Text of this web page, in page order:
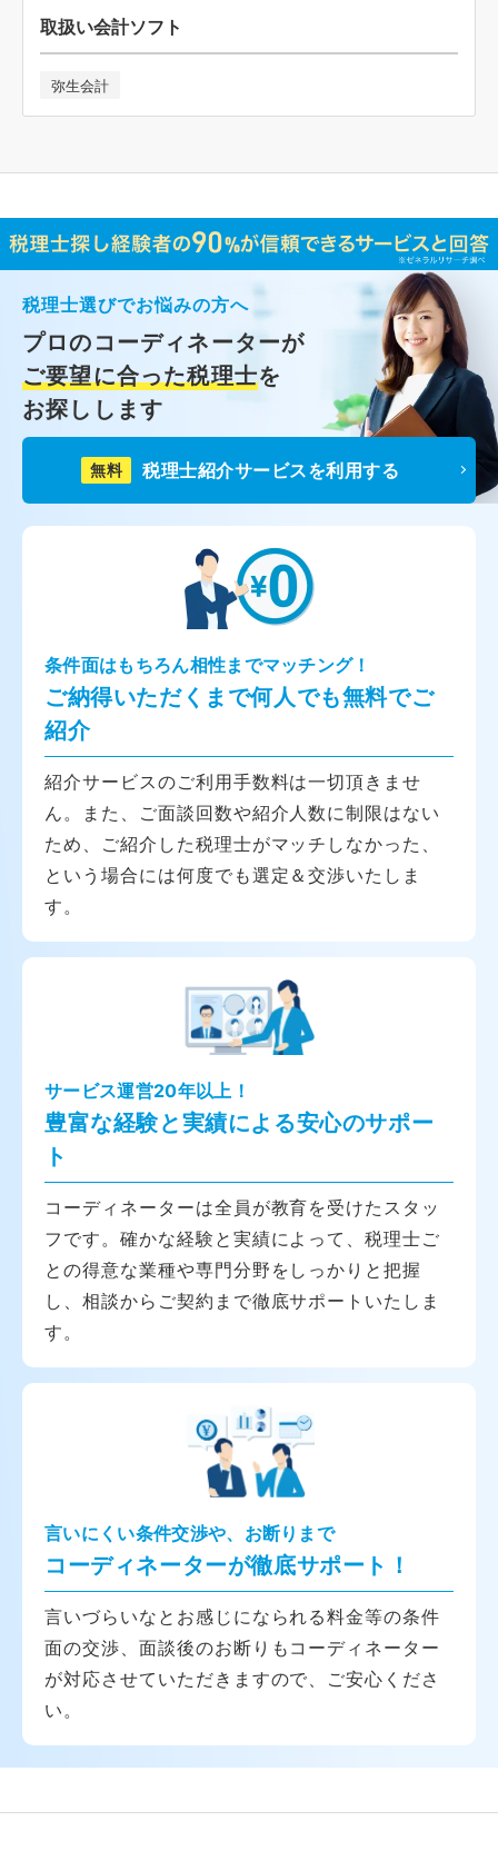
取扱い会計ソフト
弥生会計
税理士選びでお悩みの方へ
プロのコーディネーターが
ご要望に合った税理士を
お探しします
無料 税理士紹介サービスを利用する
条件面はもちろん相性までマッチング！
ご納得いただくまで何人でも無料でご
紹介
紹介サービスのご利用手数料は一切頂きませ
ん。また、ご面談回数や紹介人数に制限はない
ため、ご紹介した税理士がマッチしなかった、
という場合には何度でも選定＆交渉いたしま
す。
サービス運営20年以上！
豊富な経験と実績による安心のサポー
ト
コーディネーターは全員が教育を受けたスタッ
フです。確かな経験と実績によって、税理士ご
との得意な業種や専門分野をしっかりと把握
し、相談からご契約まで徹底サポートいたしま
す。
言いにくい条件交渉や、お断りまで
コーディネーターが徹底サポート！
言いづらいなとお感じになられる料金等の条件
面の交渉、面談後のお断りもコーディネーター
が対応させていただきますので、ご安心くださ
い。